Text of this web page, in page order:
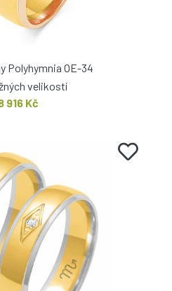
Polyhymnia OE-34
velikostí
916 Kč